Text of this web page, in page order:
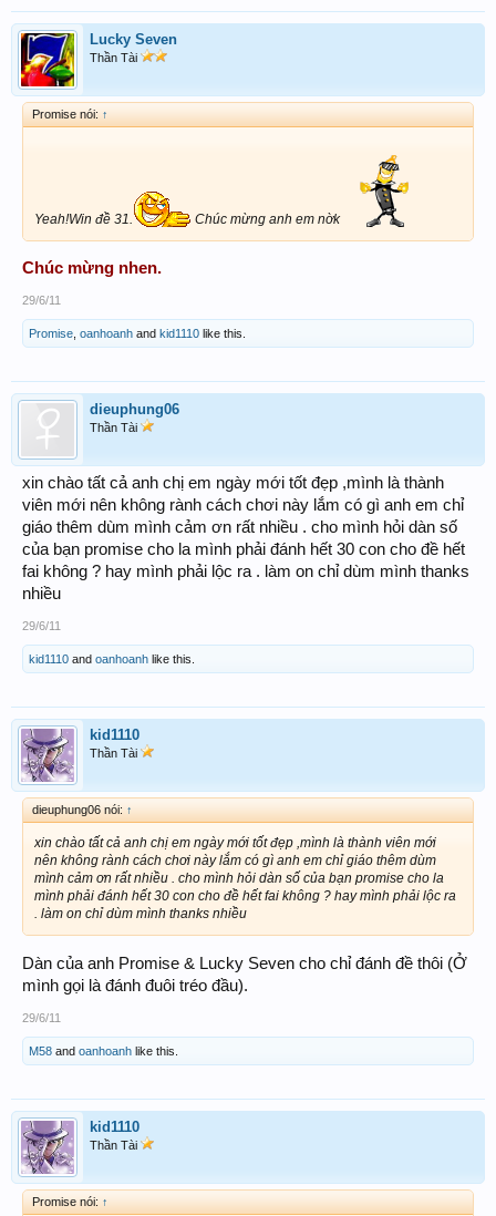
Lucky Seven
Thần Tài
Promise nói: ↑
Yeah!Win đề 31. Chúc mừng anh em nờk
Chúc mừng nhen.
29/6/11
Promise oanhoanh and kid1110 like this.
dieuphung06
Thần Tài
xin chào tất cả anh chị em ngày mới tốt đẹp ,mình là thành
viên mới nên không rành cách chơi này lắm có gì anh em chỉ
giáo thêm dùm mình cảm ơn rất nhiều . cho mình hỏi dàn số
của bạn promise cho la mình phải đánh hết 30 con cho đề hết
fai không ? hay mình phải lộc ra . làm on chỉ dùm mình thanks
nhiều
29/6/11
kid1110 and oanhoanh like this.
kid1110
Thần Tài
dieuphung06 nói: ↑
xin chào tất cả anh chị em ngày mới tốt đẹp ,mình là thành viên mới
nên không rành cách chơi này lắm có gì anh em chỉ giáo thêm dùm
mình cảm ơn rất nhiều . cho mình hỏi dàn số của bạn promise cho la
mình phải đánh hết 30 con cho đề hết fai không ? hay mình phải lộc ra
. làm on chỉ dùm mình thanks nhiều
Dàn của anh Promise & Lucky Seven cho chỉ đánh đề thôi (Ở
mình gọi là đánh đuôi tréo đầu).
29/6/11
M58 and oanhoanh like this.
kid1110
Thần Tài
Promise nói: ↑